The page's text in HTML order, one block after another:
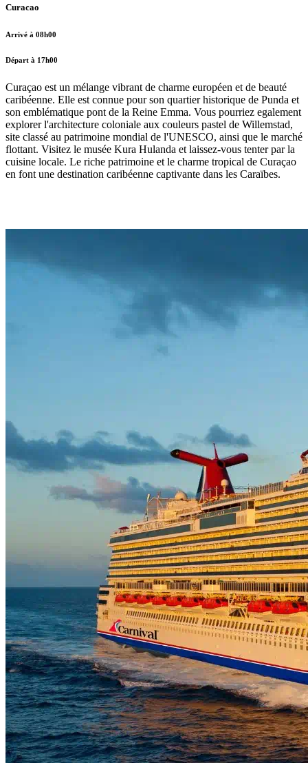
Curacao
Arrivé à 08h00
Départ à 17h00
Curaçao est un mélange vibrant de charme européen et de beauté
caribéenne. Elle est connue pour son quartier historique de Punda et
son emblématique pont de la Reine Emma. Vous pourriez egalement
explorer l'architecture coloniale aux couleurs pastel de Willemstad,
site classé au patrimoine mondial de l'UNESCO, ainsi que le marché
flottant. Visitez le musée Kura Hulanda et laissez-vous tenter par la
cuisine locale. Le riche patrimoine et le charme tropical de Curaçao
en font une destination caribéenne captivante dans les Caraïbes.